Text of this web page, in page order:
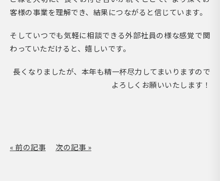
客様の事業を理解でき、結果につながると信じています。
そしていつでも気軽に相談できる外部社員の様な感覚で関
わっていただけると、嬉しいです。
長くなりましたが、本年も精一杯尽力してまいりますので
よろしくお願いいたします！
« 前の記事 次の記事 »